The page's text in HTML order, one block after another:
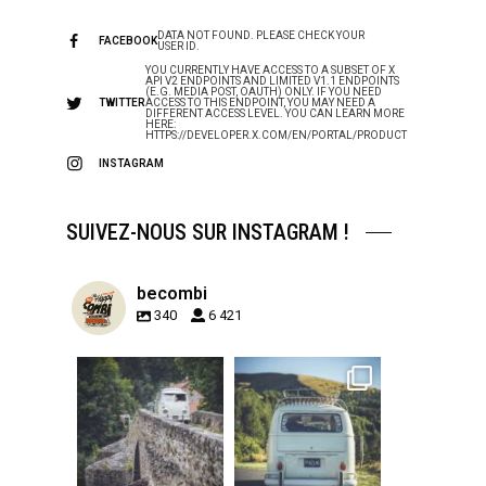
FACEBOOKDATA NOT FOUND. PLEASE CHECK YOUR
USER ID.
TWITTER
YOU CURRENTLY HAVE ACCESS TO A SUBSET OF X
API V2 ENDPOINTS AND LIMITED V1.1 ENDPOINTS
(E.G. MEDIA POST, OAUTH) ONLY. IF YOU NEED
ACCESS TO THIS ENDPOINT, YOU MAY NEED A
DIFFERENT ACCESS LEVEL. YOU CAN LEARN MORE
HERE:
HTTPS://DEVELOPER.X.COM/EN/PORTAL/PRODUCT
INSTAGRAM
SUIVEZ-NOUS SUR INSTAGRAM !
becombi
340 6 421
becombi
Sep 15
becombi
Sep 12